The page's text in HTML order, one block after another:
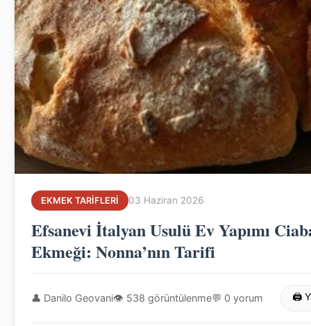
EKMEK TARIFLERI 03 Haziran 2026
Efsanevi İtalyan Usulü Ev Yapımı
Ekmeği: Nonna’nın Tarifi
👤 Danilo Geovani👁 538 görüntülenme💬 0 yorum 🖨